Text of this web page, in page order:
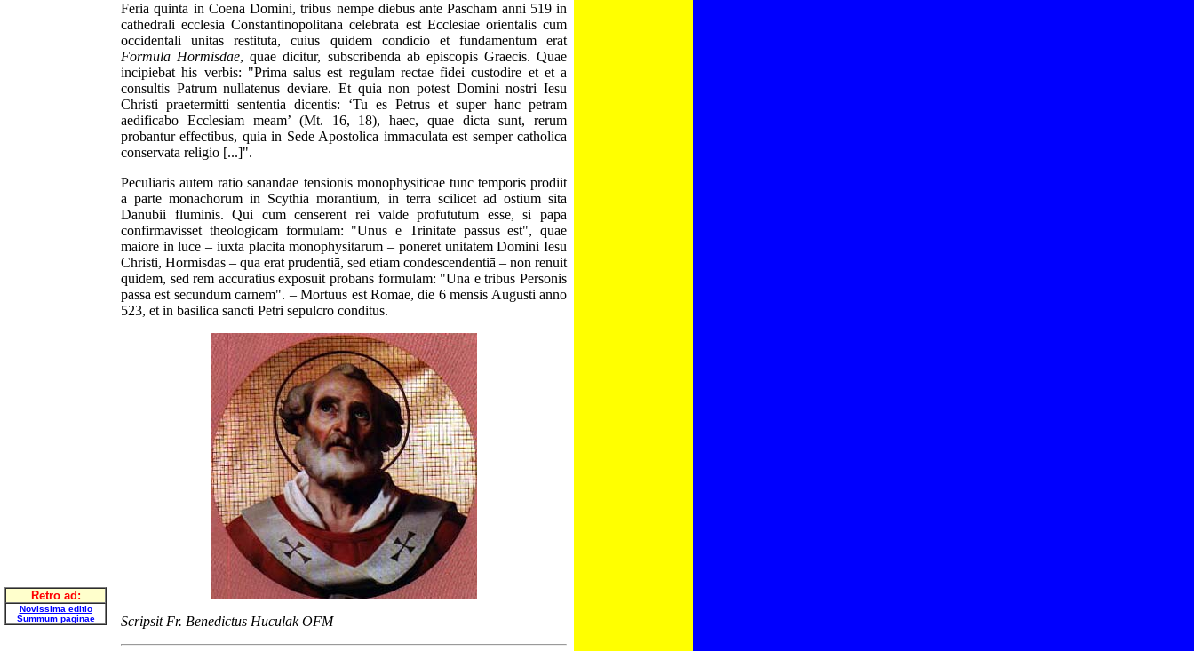
Feria quinta in Coena Domini, tribus nempe diebus ante Pascham anni 519 in
cathedrali ecclesia Constantinopolitana celebrata est Ecclesiae orientalis cum
occidentali unitas restituta, cuius quidem condicio et fundamentum erat
Formula Hormisdae, quae dicitur, subscribenda ab episcopis Graecis. Quae
incipiebat his verbis: "Prima salus est regulam rectae fidei custodire et et a
consultis Patrum nullatenus deviare. Et quia non potest Domini nostri Iesu
Christi praetermitti sententia dicentis: ‘Tu es Petrus et super hanc petram
aedificabo Ecclesiam meam’ (Mt. 16, 18), haec, quae dicta sunt, rerum
probantur effectibus, quia in Sede Apostolica immaculata est semper catholica
conservata religio [...]".
Peculiaris autem ratio sanandae tensionis monophysiticae tunc temporis prodiit
a parte monachorum in Scythia morantium, in terra scilicet ad ostium sita
Danubii fluminis. Qui cum censerent rei valde profututum esse, si papa
confirmavisset theologicam formulam: "Unus e Trinitate passus est", quae
maiore in luce – iuxta placita monophysitarum – poneret unitatem Domini Iesu
Christi, Hormisdas – qua erat prudentiā, sed etiam condescendentiā – non renuit
quidem, sed rem accuratius exposuit probans formulam: "Una e tribus Personis
passa est secundum carnem". – Mortuus est Romae, die 6 mensis Augusti anno
523, et in basilica sancti Petri sepulcro conditus.
Scripsit Fr. Benedictus Huculak OFM
Retro ad:
Novissima editio
Summum paginae